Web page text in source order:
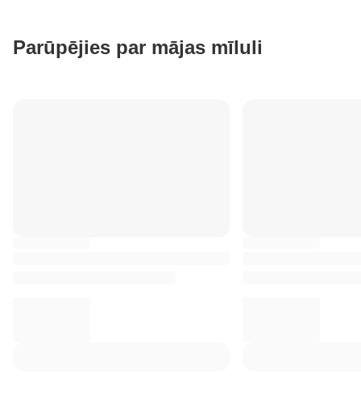
Parūpējies par mājas mīluli